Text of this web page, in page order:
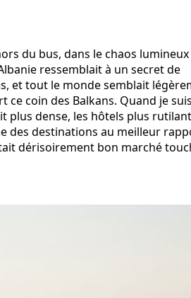
du bus, dans le chaos lumineux
ressemblait à un secret de
et tout le monde semblait
coin des Balkans. Quand je
plus dense, les hôtels plus
des destinations au meilleur
dérisoirement bon marché